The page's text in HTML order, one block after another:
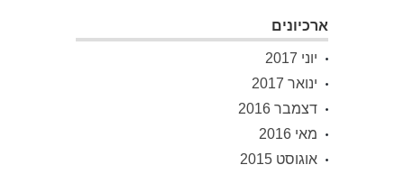
ארכיונים
יוני 2017
ינואר 2017
דצמבר 2016
מאי 2016
אוגוסט 2015